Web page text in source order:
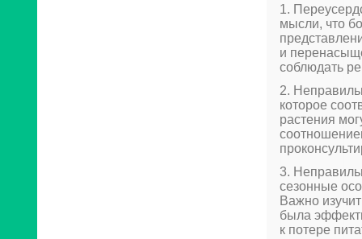
1.
мысли, что
и
соблюдать
2.
которое
растения
3.
сезонные
Важно
была
к потере